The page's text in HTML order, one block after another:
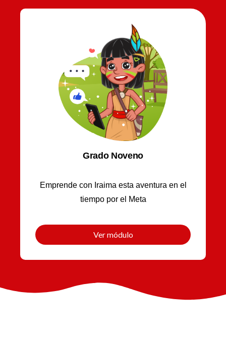
Grado Noveno
Emprende con Iraima esta aventura en el
tiempo por el Meta
Ver módulo